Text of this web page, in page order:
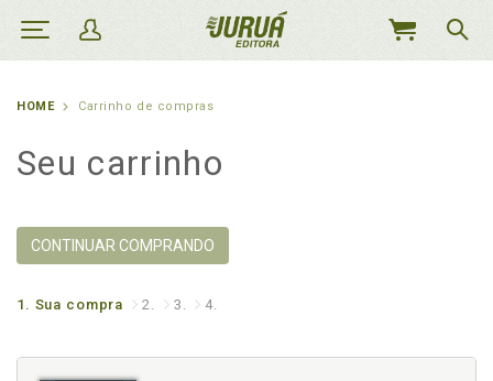
MEU
HOME Carrinho de compras
Seu carrinho
CONTINUAR COMPRANDO
1. Sua compra 2. 3. 4.